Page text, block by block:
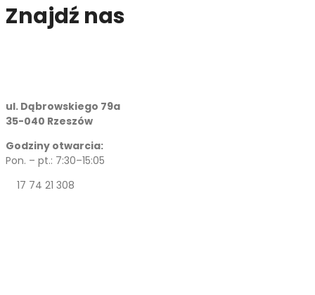
Znajdź nas
ul. Dąbrowskiego 79a
35-040 Rzeszów
Godziny otwarcia:
Pon. – pt.: 7:30–15:05
17 74 21 308